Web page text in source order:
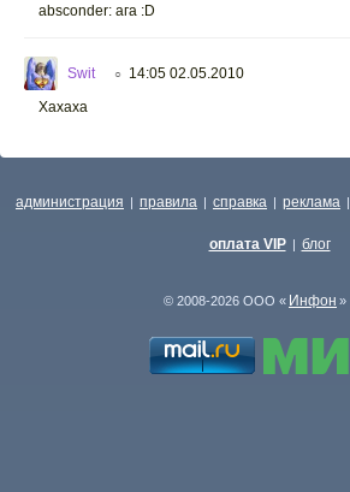
absconder: ага :D
Swit ○ 14:05 02.05.2010
Хахаха
администрация | правила | справка | реклама |
оплата VIP | блог
© 2008-2026 ООО « Инфон »